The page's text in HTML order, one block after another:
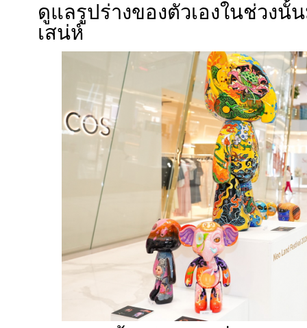
ดูแลรูปร่างของตัวเองในช่วงนั้
เสน่ห์